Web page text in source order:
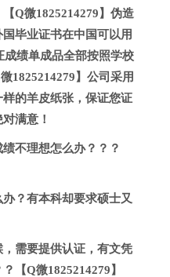
Q微1825214279】伪造
毕业证书在中国可以用
成绩单成品全部按照学校
1825214279】公司采用
的羊皮纸张，保证您证
满意！
不理想怎么办？？？
？有本科却要求硕士又
需要提供认证，有文凭
【Q微1825214279】